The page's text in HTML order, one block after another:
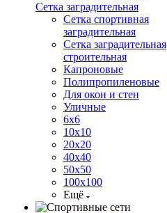
Сетка заградительная
Сетка спортивная
заградительная
Сетка заградительная
строительная
Капроновые
Полипропиленовые
Для окон и стен
Уличные
6х6
10х10
20х20
40х40
50х50
100х100
Ещё